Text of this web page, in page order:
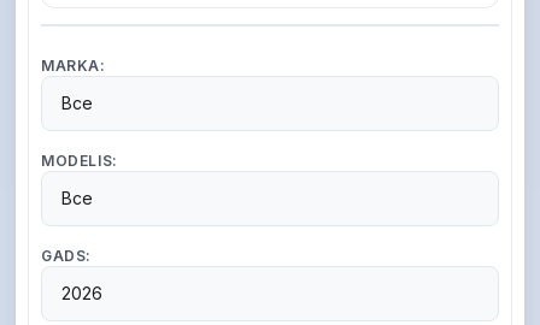
MARKA:
Все
MODELIS:
Все
GADS:
2026